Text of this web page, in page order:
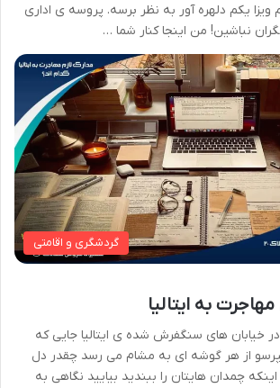
ویزا یکم دلهره آور به نظر برسه. پروسه ی اداری
نباشین! من اینجا کنار شما …
گردشگری و اقامتی
به ایتالیا
خیابان های سنگفرش شده ی ایتالیا جایی که
از هر گوشه ای به مشام می رسد چقدر دل
چمدان هایتان را ببندید بیایید نگاهی به